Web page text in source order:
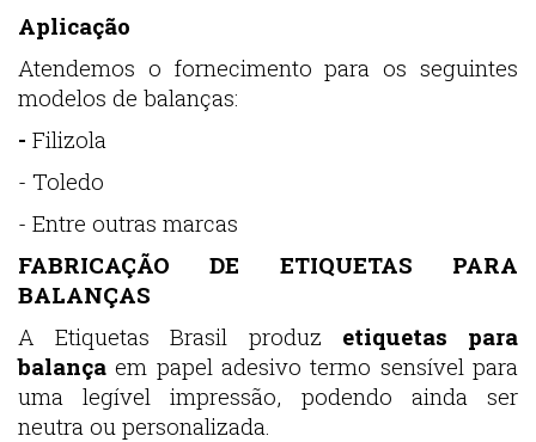
Aplicação
Atendemos o fornecimento para os seguintes
modelos de balanças:
- Filizola
- Toledo
- Entre outras marcas
FABRICAÇÃO DE ETIQUETAS PARA
BALANÇAS
A Etiquetas Brasil produz etiquetas para
balançaem papel adesivo termo sensível para
uma legível impressão, podendo ainda ser
neutra ou personalizada.